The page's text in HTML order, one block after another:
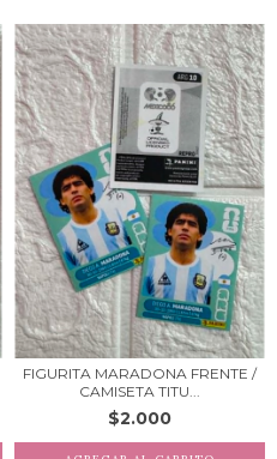
FIGURITA MARADONA FRENTE /
CAMISETA TITU...
$2.000